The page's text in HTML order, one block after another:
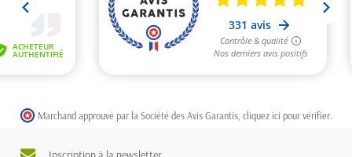
Marchand approuvé par la Société des Avis Garantis, cliquez ici pour vérifier